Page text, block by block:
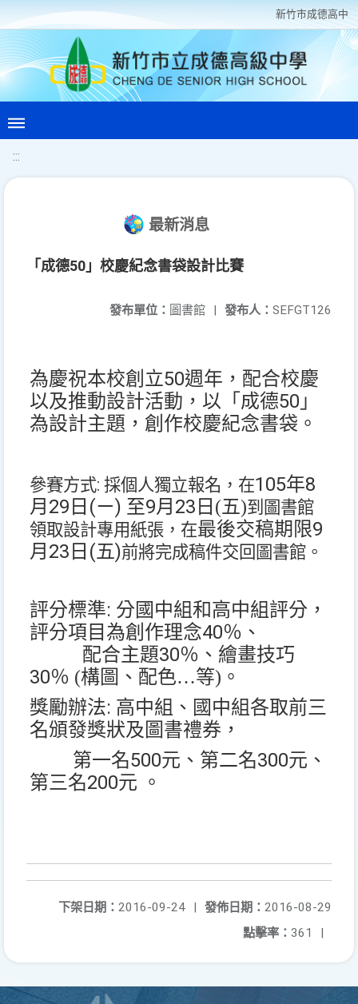
新竹巿成德高中
:::
最新消息
「成德50」校慶紀念書袋設計比賽
發布人： SEFGT126
發布單位： 圖書館 |
為慶祝本校創立50週年，配合校慶
以及推動設計活動， 以「成德50 」
為設計主題 ，創作校慶紀念書袋。
參賽方式: 採個人獨立報名，在105年8
月 29 日 (ㄧ) 至9月 23 日(五)到圖書館
領取設計專用紙張，在最後交稿期限9
月 23 日 (五)前將完成稿件交回圖書館。
評分標準: 分國中組和高中組評分，
評分項目為創作理念40％ 、
配合主題30％、繪畫技巧
30％ (構圖、配色…等)。
獎勵辦法: 高中組、國中組各取前三
名頒發獎狀及圖書禮券，
第一名500元、 第二名300元、
第三名200元 。
發佈日期： 2016-08-29
下架日期： 2016-09-24
|
點擊率： 361 |